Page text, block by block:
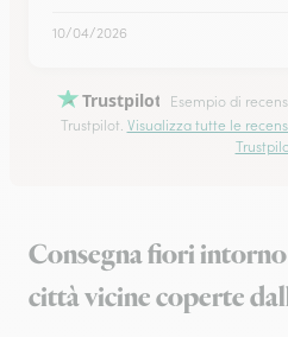
10/04/2026
Trustpilot
Esempio di
Trustpilot. Visualizza tutte le
Consegna fiori
città vicine coperte